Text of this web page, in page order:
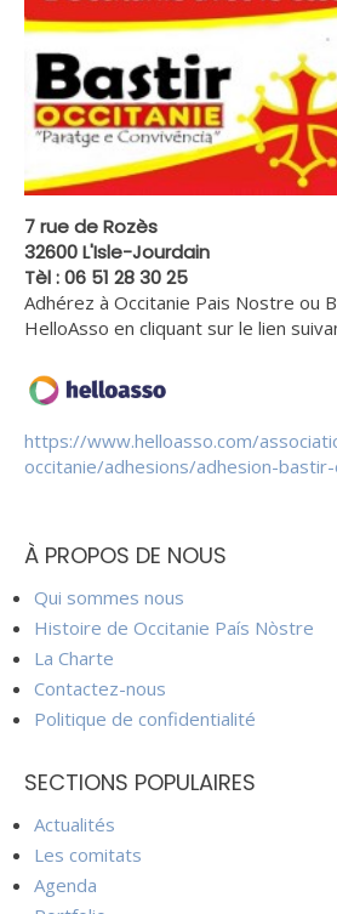
7 rue de Rozès
32600 L'Isle-Jourdain
Tèl : 06 51 28 30 25
Adhérez à Occitanie Pais Nostre ou
HelloAsso en cliquant sur le lien
https://www.helloasso.com/
occitanie/adhesions/adhesion-bastir-
À PROPOS DE NOUS
Qui sommes nous
Histoire de Occitanie País Nòstre
La Charte
Contactez-nous
Politique de confidentialité
SECTIONS POPULAIRES
Actualités
Les comitats
Agenda